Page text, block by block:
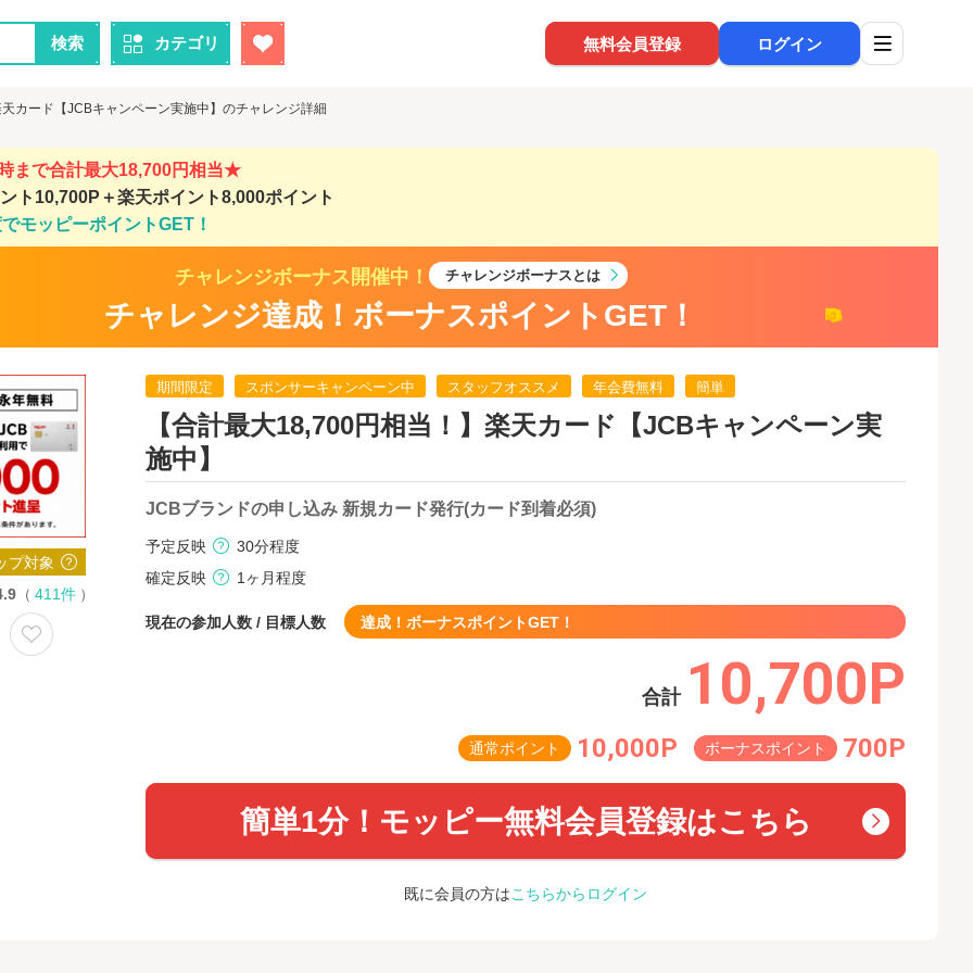
検索 カテゴリ 無料会員登録 ログイン
カード【JCBキャンペーン実施中】のチャレンジ詳細
まで合計最大18,700円相当★
ト10,700P＋楽天ポイント8,000ポイント
モッピーポイントGET！
チャレンジボーナス開催中！ チャレンジボーナスとは
チャレンジ達成！ボーナスポイントGET！
プ対象
（411件 ）
期間限定 スポンサーキャンペーン中 スタッフオススメ 年会費無料 簡単
【合計最大18,700円相当！】楽天カード【JCBキャンペーン実
施中】
JCBブランドの申し込み 新規カード発行(カード到着必須)
予定反映
30分程度
確定反映
1ヶ月程度
現在の参加人数 / 目標人数 達成！ボーナスポイントGET！
合計 10,700P
通常ポイント 10,000P ボーナスポイント 700P
簡単1分！モッピー無料会員登録はこちら
既に会員の方はこちらからログイン